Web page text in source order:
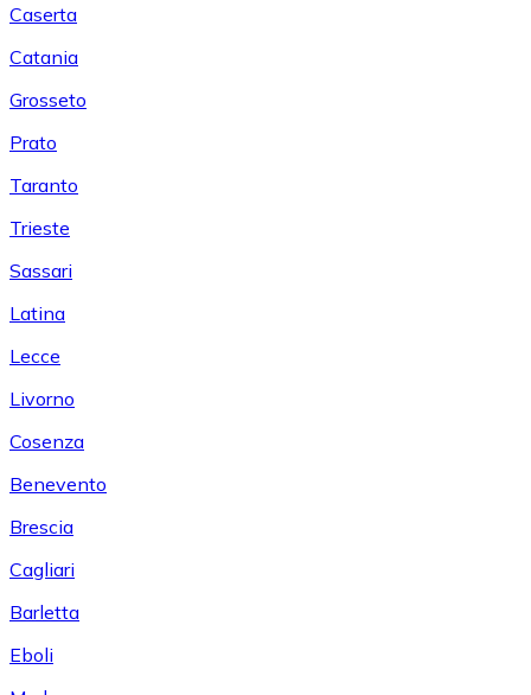
Caserta
Catania
Grosseto
Prato
Taranto
Trieste
Sassari
Latina
Lecce
Livorno
Cosenza
Benevento
Brescia
Cagliari
Barletta
Eboli